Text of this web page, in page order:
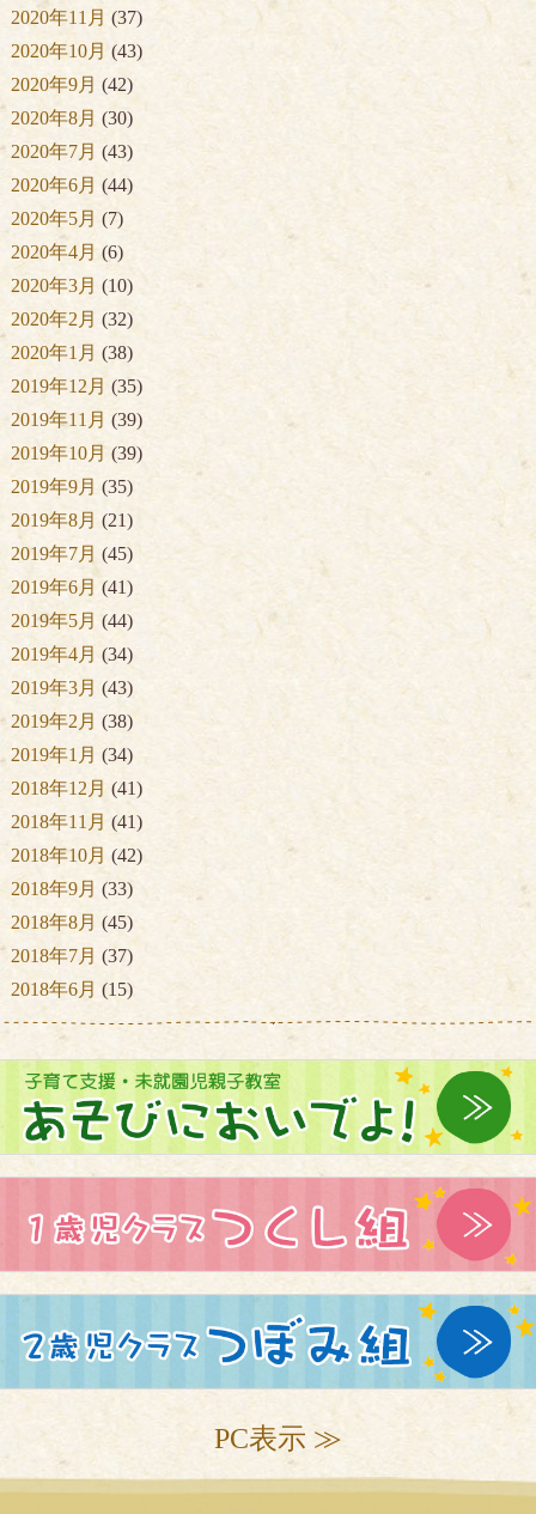
2020年11月 (37)
2020年10月 (43)
2020年9月 (42)
2020年8月 (30)
2020年7月 (43)
2020年6月 (44)
2020年5月 (7)
2020年4月 (6)
2020年3月 (10)
2020年2月 (32)
2020年1月 (38)
2019年12月 (35)
2019年11月 (39)
2019年10月 (39)
2019年9月 (35)
2019年8月 (21)
2019年7月 (45)
2019年6月 (41)
2019年5月 (44)
2019年4月 (34)
2019年3月 (43)
2019年2月 (38)
2019年1月 (34)
2018年12月 (41)
2018年11月 (41)
2018年10月 (42)
2018年9月 (33)
2018年8月 (45)
2018年7月 (37)
2018年6月 (15)
PC表示 ≫